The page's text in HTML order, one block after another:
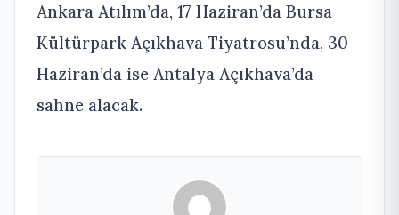
Ankara Atılım’da, 17 Haziran’da Bursa
Kültürpark Açıkhava Tiyatrosu’nda, 30
Haziran’da ise Antalya Açıkhava’da
sahne alacak.